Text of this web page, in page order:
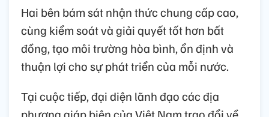
Hai bên bám sát nhận thức chung cấp cao,
cùng kiểm soát và giải quyết tốt hơn bất
đồng, tạo môi trường hòa bình, ổn định và
thuận lợi cho sự phát triển của mỗi nước.
Tại cuộc tiếp, đại diện lãnh đạo các địa
phương giáp biên của Việt Nam trao đổi về